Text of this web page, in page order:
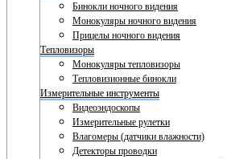
Бинокли ночного видения
Монокуляры ночного видения
Прицелы ночного видения
Тепловизоры
Монокуляры тепловизоры
Тепловизионные бинокли
Измерительные инструменты
Видеоэндоскопы
Измерительные рулетки
Влагомеры (датчики влажности)
Детекторы проводки